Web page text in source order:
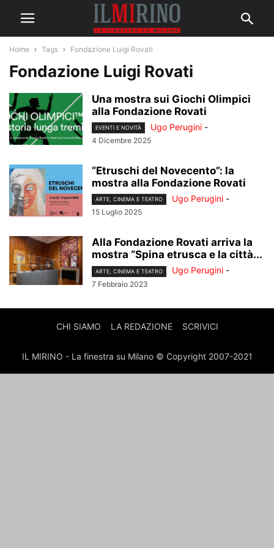
Home Tags Fondazione Luigi Rovati
Fondazione Luigi Rovati
Una mostra sui Giochi Olimpici
alla Fondazione Rovati
EVENTI E NOVITÀ Ugo Perugini -
4 Dicembre 2025
“Etruschi del Novecento”: la
mostra alla Fondazione Rovati
ARTE, CINEMA E TEATRO Ugo Perugini -
15 Luglio 2025
Alla Fondazione Rovati arriva la
mostra “Spina etrusca e la città...
ARTE, CINEMA E TEATRO Ugo Perugini -
7 Febbraio 2023
CHI SIAMO LA REDAZIONE SCRIVICI
IL MIRINO - La finestra su Milano © Copyright 2007-2021